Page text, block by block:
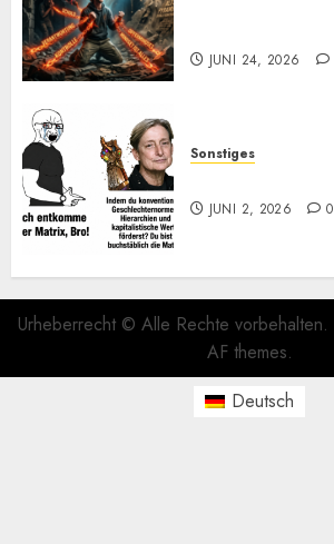
JUNI 24, 2026
Sonstiges
JUNI 2, 2026 0
Urheberrecht © Alle Rechte vorbehalten.
AF themes.
Deutsch